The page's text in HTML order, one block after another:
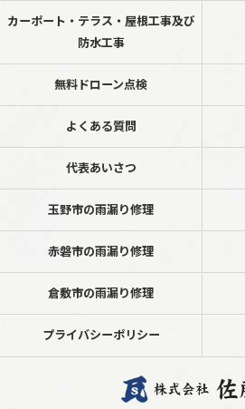
カーポート・テラス・屋根工事及び
防水工事
無料ドローン点検
よくある質問
代表あいさつ
玉野市の雨漏り修理
赤磐市の雨漏り修理
倉敷市の雨漏り修理
プライバシーポリシー